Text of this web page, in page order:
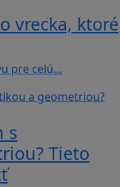
vrecka, ktoré
pre celú…
s
Tieto